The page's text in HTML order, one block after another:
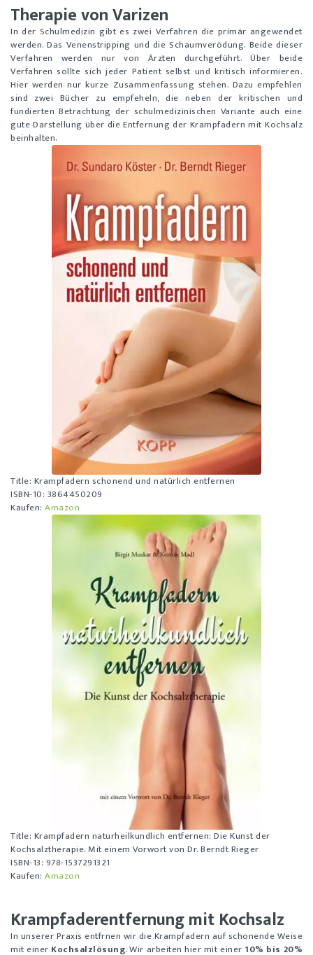
Therapie von Varizen
In der Schulmedizin gibt es zwei Verfahren die primär angewendet
werden. Das Venenstripping und die Schaumverödung. Beide dieser
Verfahren werden nur von Ärzten durchgeführt. Über beide
Verfahren sollte sich jeder Patient selbst und kritisch informieren.
Hier werden nur kurze Zusammenfassung stehen. Dazu empfehlen
sind zwei Bücher zu empfeheln, die neben der kritischen und
fundierten Betrachtung der schulmedizinischen Variante auch eine
gute Darstellung über die Entfernung der Krampfadern mit Kochsalz
beinhalten.
Title: Krampfadern schonend und natürlich entfernen
ISBN-10: 3864450209
Kaufen: Amazon
Title: Krampfadern naturheilkundlich entfernen: Die Kunst der
Kochsalztherapie. Mit einem Vorwort von Dr. Berndt Rieger
ISBN-13: 978-1537291321
Kaufen: Amazon
Krampfaderentfernung mit Kochsalz
In unserer Praxis entfrnen wir die Krampfadern auf schonende Weise
mit einer Kochsalzlösung. Wir arbeiten hier mit einer 10% bis 20%